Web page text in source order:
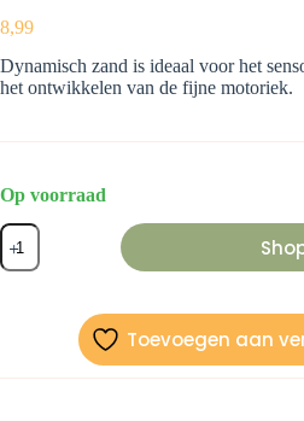
8,99
Dynamisch zand is ideaal voor het
het ontwikkelen van de fijne motoriek.
Op voorraad
Dynamisch
zand
(blauw)
Toevoegen aan